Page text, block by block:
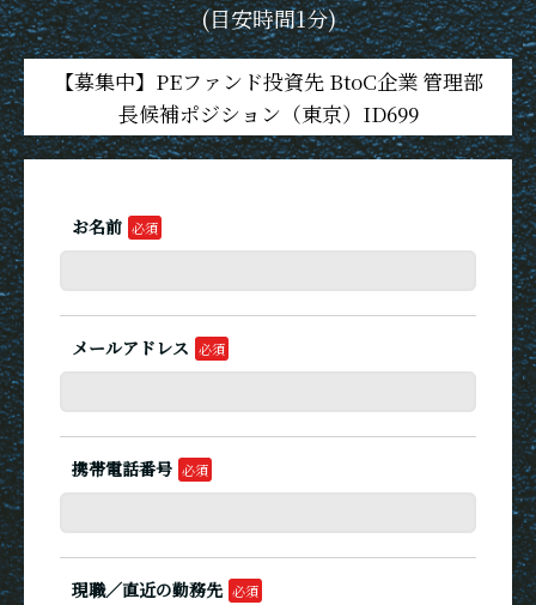
(目安時間1分)
【募集中】PEファンド投資先 BtoC企業 管理部
長候補ポジション（東京）ID699
お名前
メールアドレス
携帯電話番号
現職／直近の勤務先